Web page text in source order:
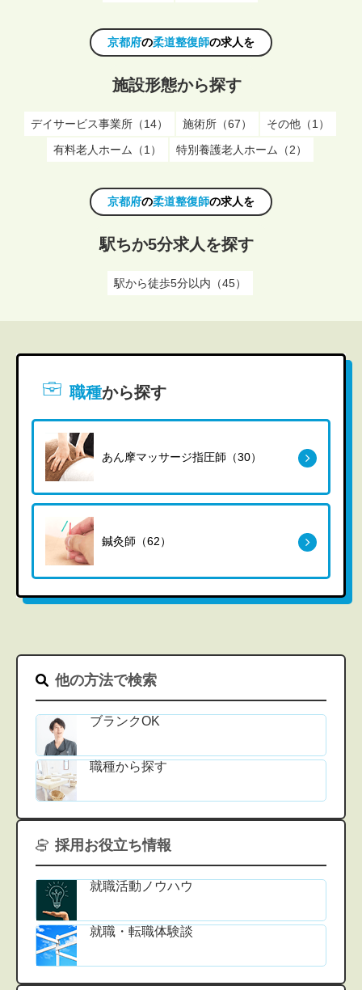
京都府の柔道整復師の求人を
施設形態から探す
デイサービス事業所（14） 施術所（67）
その他（1）
有料老人ホーム（1）
特別養護老人ホーム（2）
京都府の柔道整復師の求人を
駅ちか5分求人を探す
駅から徒歩5分以内（45）
職種から探す
あん摩マッサージ指圧師（30）
鍼灸師（62）
他の方法で検索
ブランクOK
職種から探す
採用お役立ち情報
就職活動ノウハウ
就職・転職体験談